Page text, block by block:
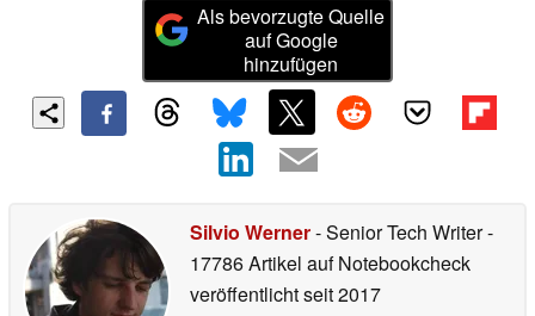
Als bevorzugte Quelle
auf Google
hinzufügen
Silvio Werner- Senior Tech Writer-
17786 Artikel auf Notebookcheck
veröffentlichtseit 2017